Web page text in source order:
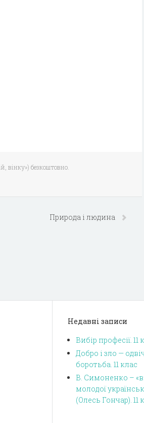
вінку») безкоштовно.
Природа і людина
Недавні записи
Вибір професії. 11
Добро і зло —
боротьба. 11 клас
В. Симоненко –
молодої
(Олесь Гончар). 11